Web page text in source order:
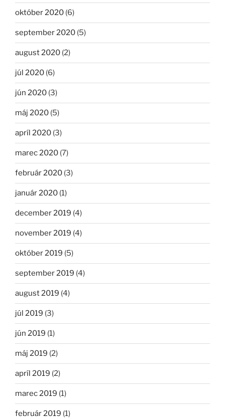
október 2020 (6)
september 2020 (5)
august 2020 (2)
júl 2020 (6)
jún 2020 (3)
máj 2020 (5)
apríl 2020 (3)
marec 2020 (7)
február 2020 (3)
január 2020 (1)
december 2019 (4)
november 2019 (4)
október 2019 (5)
september 2019 (4)
august 2019 (4)
júl 2019 (3)
jún 2019 (1)
máj 2019 (2)
apríl 2019 (2)
marec 2019 (1)
február 2019 (1)